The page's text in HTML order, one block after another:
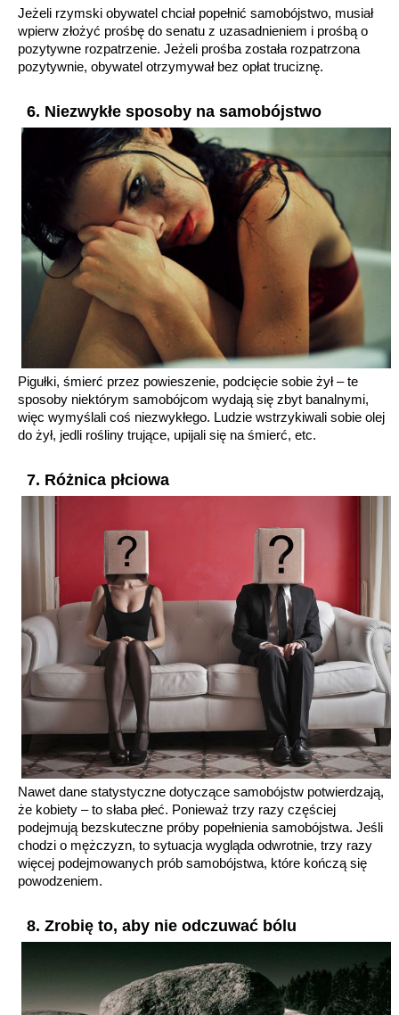
Jeżeli rzymski obywatel chciał popełnić samobójstwo, musiał
wpierw złożyć prośbę do senatu z uzasadnieniem i prośbą o
pozytywne rozpatrzenie. Jeżeli prośba została rozpatrzona
pozytywnie, obywatel otrzymywał bez opłat truciznę.
6. Niezwykłe sposoby na samobójstwo
Pigułki, śmierć przez powieszenie, podcięcie sobie żył – te
sposoby niektórym samobójcom wydają się zbyt banalnymi,
więc wymyślali coś niezwykłego. Ludzie wstrzykiwali sobie olej
do żył, jedli rośliny trujące, upijali się na śmierć, etc.
7. Różnica płciowa
Nawet dane statystyczne dotyczące samobójstw potwierdzają,
że kobiety – to słaba płeć. Ponieważ trzy razy częściej
podejmują bezskuteczne próby popełnienia samobójstwa. Jeśli
chodzi o mężczyzn, to sytuacja wygląda odwrotnie, trzy razy
więcej podejmowanych prób samobójstwa, które kończą się
powodzeniem.
8. Zrobię to, aby nie odczuwać bólu